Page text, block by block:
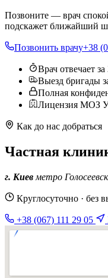
Позвоните — врач
подскажет ближайший
Позвонить врачу+38
Врач отвечает
Выезд бригады
Полная
Лицензия МОЗ
Как до нас добраться
Частная
г. Киев метро
Круглосуточно · без
+38 (067) 111 29 05